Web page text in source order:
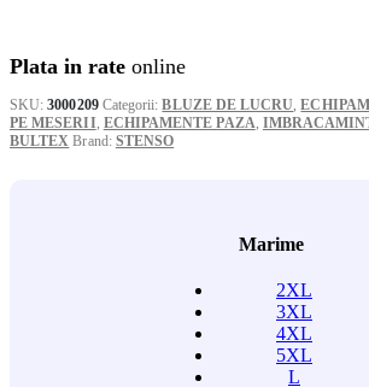
Plata in rate online
SKU:3000209 Categorii:BLUZE DE LUCRU ,
PE MESERII ECHIPAMENTE PAZA
BULTEX Brand: STENSO
Marime
2XL
3XL
4XL
5XL
L